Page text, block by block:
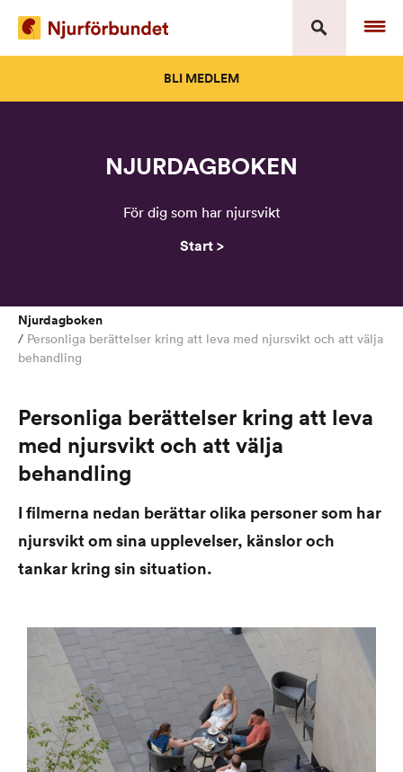
content
BLI MEDLEM
NJURDAGBOKEN
För dig som har njursvikt
Start >
Njurdagboken
/ Personliga berättelser kring att leva med njursvikt och att välja
behandling
Personliga berättelser kring att leva
med njursvikt och att välja
behandling
I filmerna nedan berättar olika personer som har
njursvikt om sina upplevelser, känslor och
tankar kring sin situation.